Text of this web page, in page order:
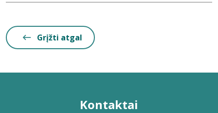
Grįžti atgal
Kontaktai